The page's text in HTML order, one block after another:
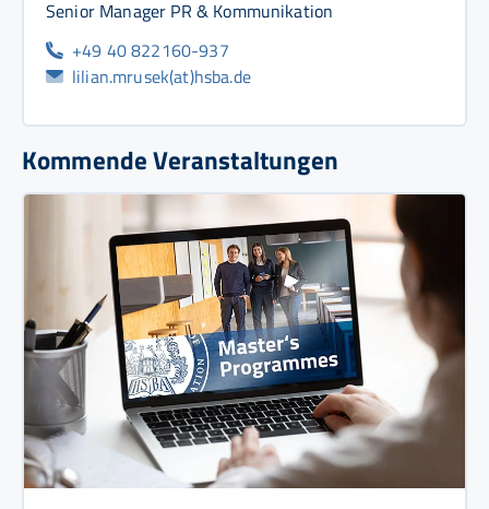
Senior Manager PR & Kommunikation
+49 40 822160-937
lilian.mrusek(at)hsba.de
Kommende Veranstaltungen